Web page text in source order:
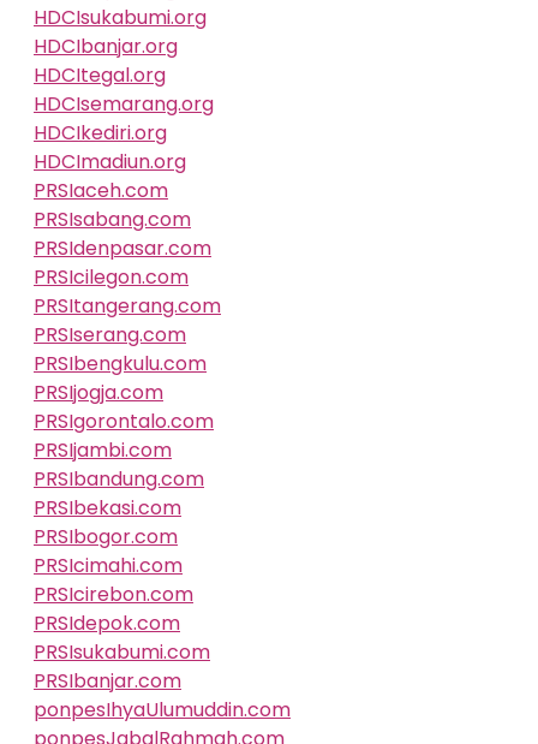
HDCIsukabumi.org
HDCIbanjar.org
HDCItegal.org
HDCIsemarang.org
HDCIkediri.org
HDCImadiun.org
PRSIaceh.com
PRSIsabang.com
PRSIdenpasar.com
PRSIcilegon.com
PRSItangerang.com
PRSIserang.com
PRSIbengkulu.com
PRSIjogja.com
PRSIgorontalo.com
PRSIjambi.com
PRSIbandung.com
PRSIbekasi.com
PRSIbogor.com
PRSIcimahi.com
PRSIcirebon.com
PRSIdepok.com
PRSIsukabumi.com
PRSIbanjar.com
ponpesIhyaUlumuddin.com